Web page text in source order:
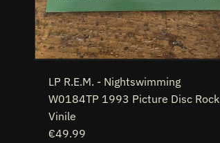
LP R.E.M. - Nightswimming
W0184TP 1993 Picture Disc Rock
Vinile
€49.99